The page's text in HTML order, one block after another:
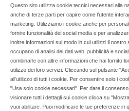
Copyright © 2025 SOCIALFARMA -
professionisti della farmacia.
Socialfarma.it è un marchio di
Francesco, 19 - 73041 Carmiano
3276346536 Cell: 3297281965 -
Questo sito utilizza cookie tecnici necessari alla
anche di terze parti per capire come l’utente
marketing. Utilizziamo i cookie anche per
fornire funzionalità dei social media e per
inoltre informazioni sul modo in cui utilizzi il
occupano di analisi dei dati web, pubblicità e
combinarle con altre informazioni che hai fornito
utilizzo dei loro servizi. Cliccando sul pulsante
all’utilizzo di tutti i cookie. Per consentire solo i
"Usa solo cookie necessari". Per dare il
visionare tutti i dettagli sui cookie clicca su
vuoi abilitare. Puoi modificare le tue preferenze in